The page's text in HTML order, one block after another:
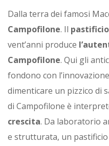
Dalla terra dei famosi
Campofilone. Il
vent’anni produce
Campofilone. Qui gli
fondono con
dimenticare un pizzico di
di Campofilone è
crescita. Da laboratorio
e strutturata, un